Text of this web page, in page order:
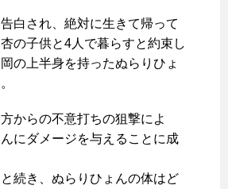
白され、絶対に生きて帰って
の子供と4人で暮らすと約束し
の上半身を持ったぬらりひょ
からの不意打ちの狙撃によ
にダメージを与えることに成
続き、ぬらりひょんの体はど